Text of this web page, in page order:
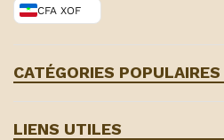
CFA XOF
CATÉGORIES POPULAIRES
LIENS UTILES